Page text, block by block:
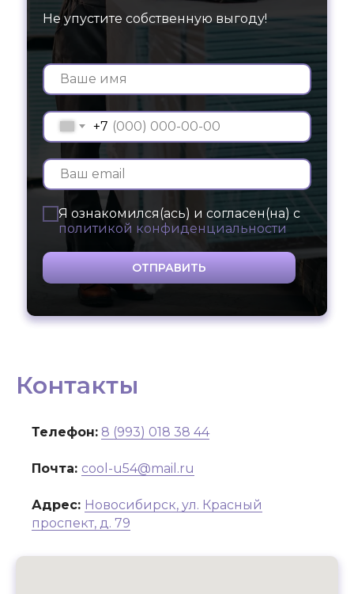
Не упустите собственную выгоду!
+7
Я ознакомился(ась) и согласен(на) с
политикой конфиденциальности
ОТПРАВИТЬ
Контакты
Телефон: 8 (993) 018 38 44
Почта: cool-u54@mail.ru
Адрес: Новосибирск, ул. Красный
проспект, д. 79